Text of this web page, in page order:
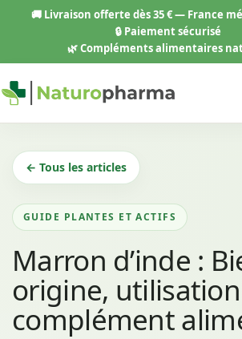
🚚 Livraison offerte dès 35 € — France
🔒 Paiement sécurisé
🌿 Compléments alimentaires
← Tous les articles
GUIDE PLANTES ET ACTIFS
Marron d’inde :
origine,
complément